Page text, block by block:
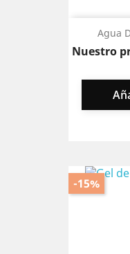
Agua
Nuestro
-15%